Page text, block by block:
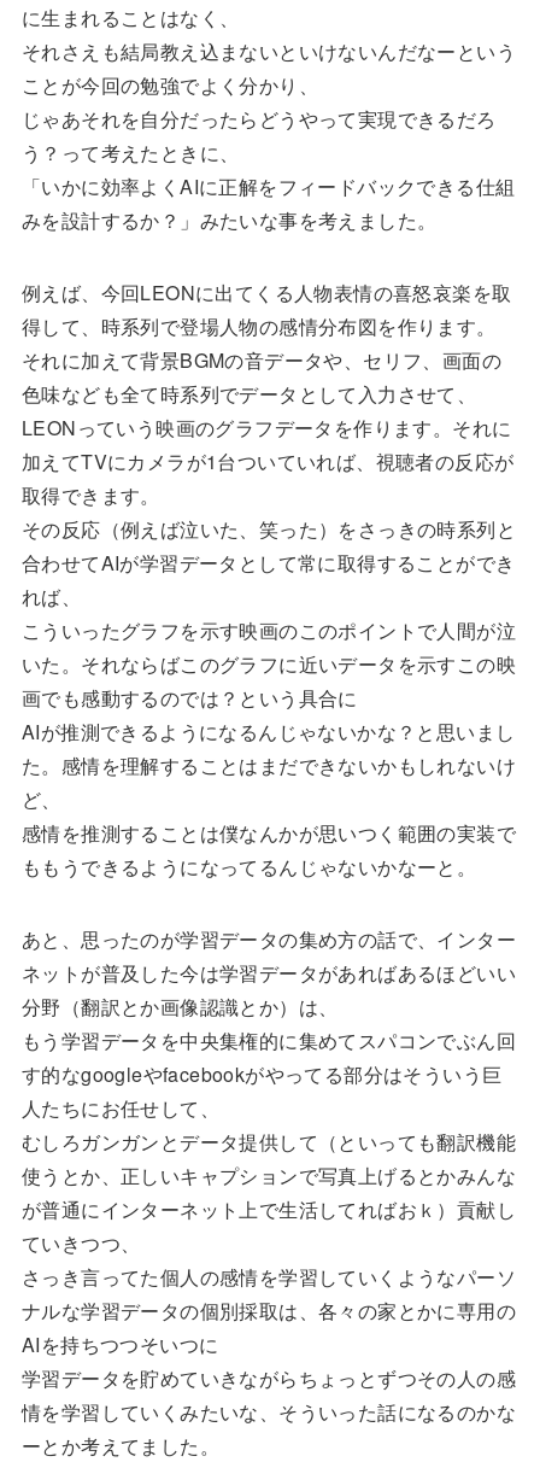
に生まれることはなく、
それさえも結局教え込まないといけないんだなーという
ことが今回の勉強でよく分かり、
じゃあそれを自分だったらどうやって実現できるだろ
う？って考えたときに、
「いかに効率よくAIに正解をフィードバックできる仕組
みを設計するか？」みたいな事を考えました。
例えば、今回LEONに出てくる人物表情の喜怒哀楽を取
得して、時系列で登場人物の感情分布図を作ります。
それに加えて背景BGMの音データや、セリフ、画面の
色味なども全て時系列でデータとして入力させて、
LEONっていう映画のグラフデータを作ります。それに
加えてTVにカメラが1台ついていれば、視聴者の反応が
取得できます。
その反応（例えば泣いた、笑った）をさっきの時系列と
合わせてAIが学習データとして常に取得することができ
れば、
こういったグラフを示す映画のこのポイントで人間が泣
いた。それならばこのグラフに近いデータを示すこの映
画でも感動するのでは？という具合に
AIが推測できるようになるんじゃないかな？と思いまし
た。感情を理解することはまだできないかもしれないけ
ど、
感情を推測することは僕なんかが思いつく範囲の実装で
ももうできるようになってるんじゃないかなーと。
あと、思ったのが学習データの集め方の話で、インター
ネットが普及した今は学習データがあればあるほどいい
分野（翻訳とか画像認識とか）は、
もう学習データを中央集権的に集めてスパコンでぶん回
す的なgoogleやfacebookがやってる部分はそういう巨
人たちにお任せして、
むしろガンガンとデータ提供して（といっても翻訳機能
使うとか、正しいキャプションで写真上げるとかみんな
が普通にインターネット上で生活してればおｋ）貢献し
ていきつつ、
さっき言ってた個人の感情を学習していくようなパーソ
ナルな学習データの個別採取は、各々の家とかに専用の
AIを持ちつつそいつに
学習データを貯めていきながらちょっとずつその人の感
情を学習していくみたいな、そういった話になるのかな
ーとか考えてました。